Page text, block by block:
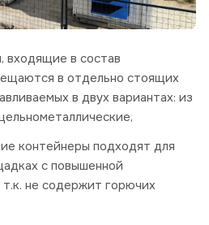
входящие в состав
в отдельно стоящих
в двух вариантах: из
контейнеры подходят для
с повышенной
не содержит горючих